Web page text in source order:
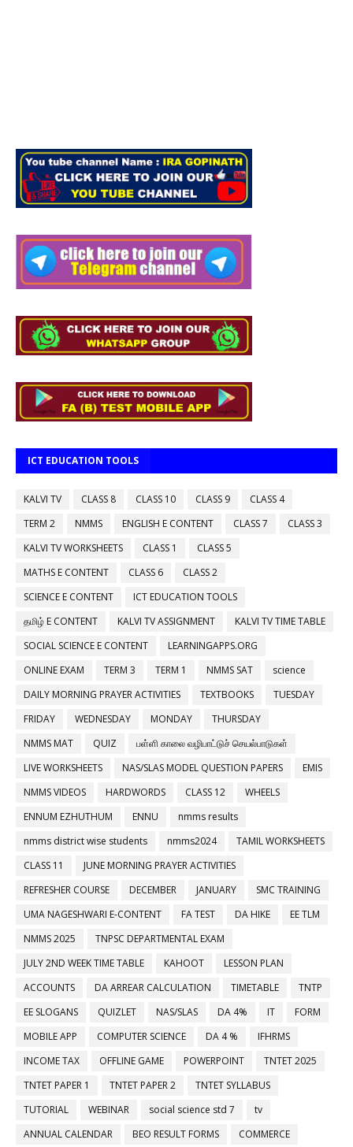
ICT EDUCATION TOOLS
KALVI TV CLASS 8 CLASS 10 CLASS 9
CLASS 4
TERM 2
NMMS ENGLISH E CONTENT CLASS 7
CLASS 3
KALVI TV WORKSHEETS
CLASS 1
CLASS 5
MATHS E CONTENT
CLASS 6
CLASS 2
SCIENCE E CONTENT
ICT EDUCATION TOOLS
தமிழ் E CONTENT
KALVI TV ASSIGNMENT
KALVI TV TIME TABLE
SOCIAL SCIENCE E CONTENT
LEARNINGAPPS.ORG
ONLINE EXAM
TERM 3 TERM 1 NMMS SAT
science
DAILY MORNING PRAYER ACTIVITIES
TEXTBOOKS
TUESDAY
FRIDAY
WEDNESDAY MONDAY
THURSDAY
NMMS MAT
QUIZ
பள்ளி காலை வழிபாட்டுச் செயல்பாடுகள்
LIVE WORKSHEETS
NAS/SLAS MODEL QUESTION PAPERS
EMIS
NMMS VIDEOS
HARDWORDS CLASS 12
WHEELS
ENNUM EZHUTHUM
ENNU
nmms results
nmms district wise students
nmms2024
TAMIL WORKSHEETS
CLASS 11
JUNE MORNING PRAYER ACTIVITIES
REFRESHER COURSE
DECEMBER JANUARY
SMC TRAINING
UMA NAGESHWARI E-CONTENT
FA TEST DA HIKE
EE TLM
NMMS 2025
TNPSC DEPARTMENTAL EXAM
JULY 2ND WEEK TIME TABLE
KAHOOT
LESSON PLAN
ACCOUNTS
DA ARREAR CALCULATION TIMETABLE
TNTP
EE SLOGANS
QUIZLET NAS/SLAS DA 4% IT
FORM
MOBILE APP
COMPUTER SCIENCE DA 4 %
IFHRMS
INCOME TAX
OFFLINE GAME POWERPOINT
TNTET 2025
TNTET PAPER 1
TNTET PAPER 2
TNTET SYLLABUS
TUTORIAL
WEBINAR social science std 7
tv
ANNUAL CALENDAR
BEO RESULT FORMS COMMERCE